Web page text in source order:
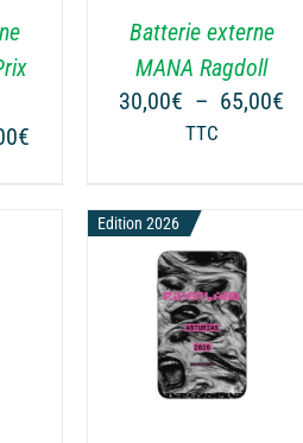
€
Batterie externe
MANA Ragdoll
30,00€ – 65,00€
TTC
LES
OPTIONS
PEUVENT
ÊTRE
CHOISIES
LA
PAGE
DU
PRODUIT
Edition 2026
CHOIX DES OPTIONS
CE
PRODUIT
A
/ DÉTAILS